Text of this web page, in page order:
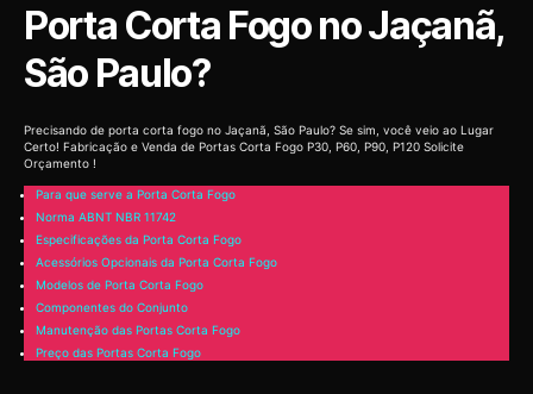
Porta Corta Fogo no Jaçanã,
São Paulo?
Precisando de porta corta fogo no Jaçanã, São Paulo? Se sim, você veio ao Lugar
Certo! Fabricação e Venda de Portas Corta Fogo P30, P60, P90, P120 Solicite
Orçamento !
Para que serve a Porta Corta Fogo
Norma ABNT NBR 11742
Especificações da Porta Corta Fogo
Acessórios Opcionais da Porta Corta Fogo
Modelos de Porta Corta Fogo
Componentes do Conjunto
Manutenção das Portas Corta Fogo
Preço das Portas Corta Fogo